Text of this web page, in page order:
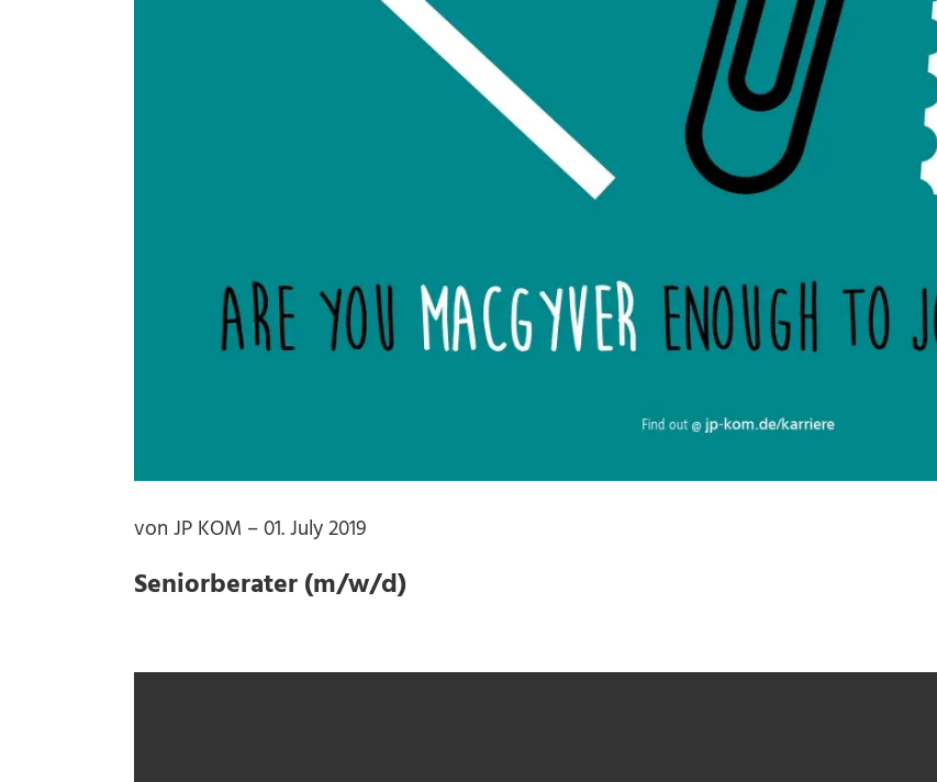
von JP KOM – 01. July 2019
Seniorberater (m/w/d)